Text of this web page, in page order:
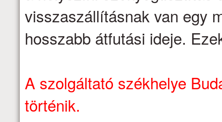
visszaszállításnak van egy
hosszabb átfutási ideje.
A szolgáltató székhelye
történik.